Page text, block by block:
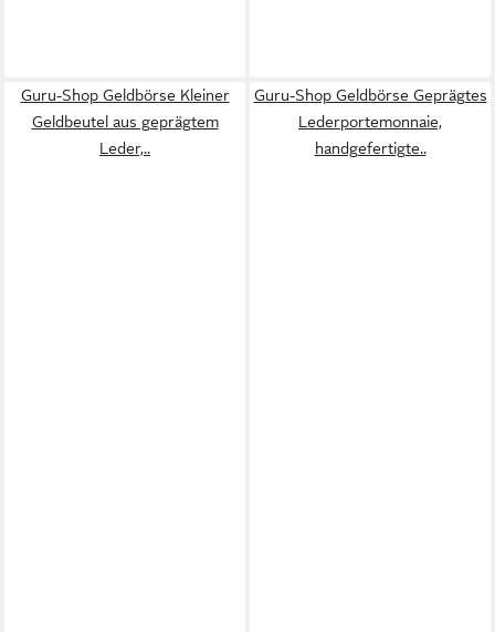
Guru-Shop Geldbörse Kleiner
Geldbeutel aus geprägtem
Leder,..
Guru-Shop Geldbörse Geprägtes
Lederportemonnaie,
handgefertigte..